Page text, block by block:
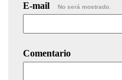
E-mail No será mostrado.
Comentario